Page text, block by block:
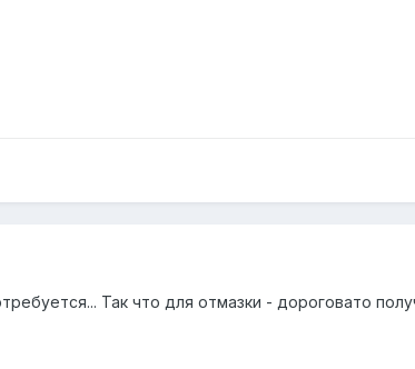
Так что для отмазки - дороговато